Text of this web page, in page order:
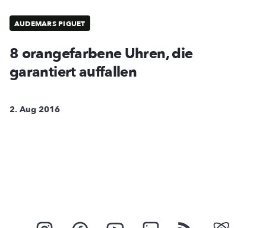
AUDEMARS PIGUET
8 orangefarbene Uhren, die
garantiert auffallen
2. Aug 2016